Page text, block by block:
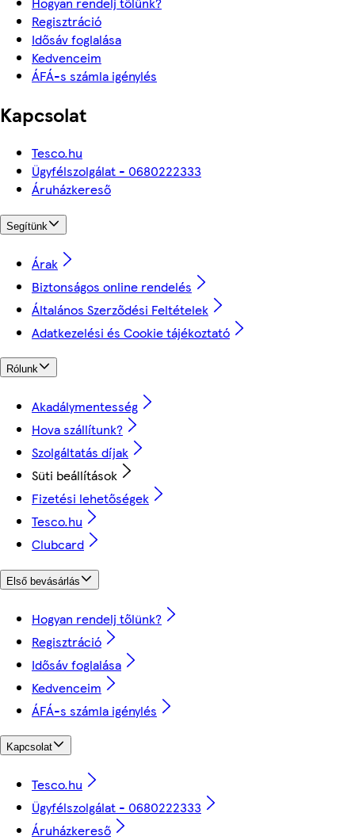
Regisztráció
Idősáv foglalása
Kedvenceim
ÁFÁ-s számla igénylés
Kapcsolat
Tesco.hu
Ügyfélszolgálat - 0680222333
Áruházkereső
Segítünk
Árak
Biztonságos online rendelés
Általános Szerződési Feltételek
Adatkezelési és Cookie tájékoztató
Rólunk
Akadálymentesség
Hova szállítunk?
Szolgáltatás díjak
Süti beállítások
Fizetési lehetőségek
Tesco.hu
Clubcard
Első bevásárlás
Hogyan rendelj tőlünk?
Regisztráció
Idősáv foglalása
Kedvenceim
ÁFÁ-s számla igénylés
Kapcsolat
Tesco.hu
Ügyfélszolgálat - 0680222333
Áruházkereső